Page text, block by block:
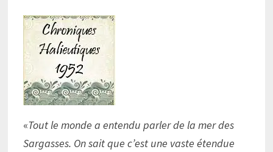
«Tout le monde a entendu parler de la mer des
Sargasses. On sait que c’est une vaste étendue